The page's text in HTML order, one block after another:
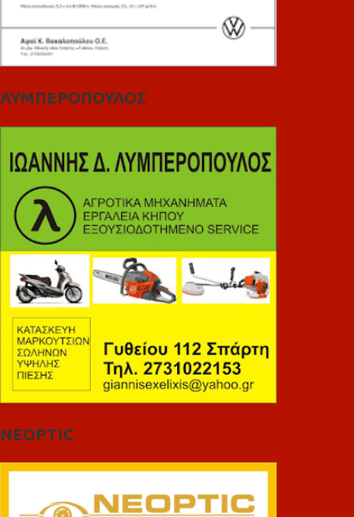
ΛΥΜΠΕΡΟΠΟΥΛΟΣ
NEOPTIC